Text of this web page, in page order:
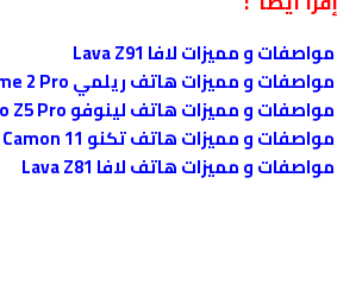
مواصفات و مميزات لافا Lava Z91
مواصفات و مميزات هاتف ريلمي Realme 2 Pro
مواصفات و مميزات هاتف لينوفو Lenovo Z5 Pro
مواصفات و مميزات هاتف تكنو Tecno Camon 11
مواصفات و مميزات هاتف لافا Lava Z81